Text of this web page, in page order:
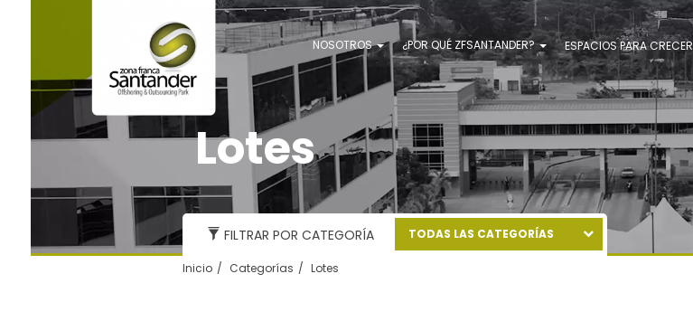
NOSOTROS ¿POR QUÉ ZFSANTANDER? ESPACIOS PARA CRECER
Lotes
FILTRAR POR CATEGORÍA
TODAS LAS CATEGORÍAS
Inicio Categorías Lotes